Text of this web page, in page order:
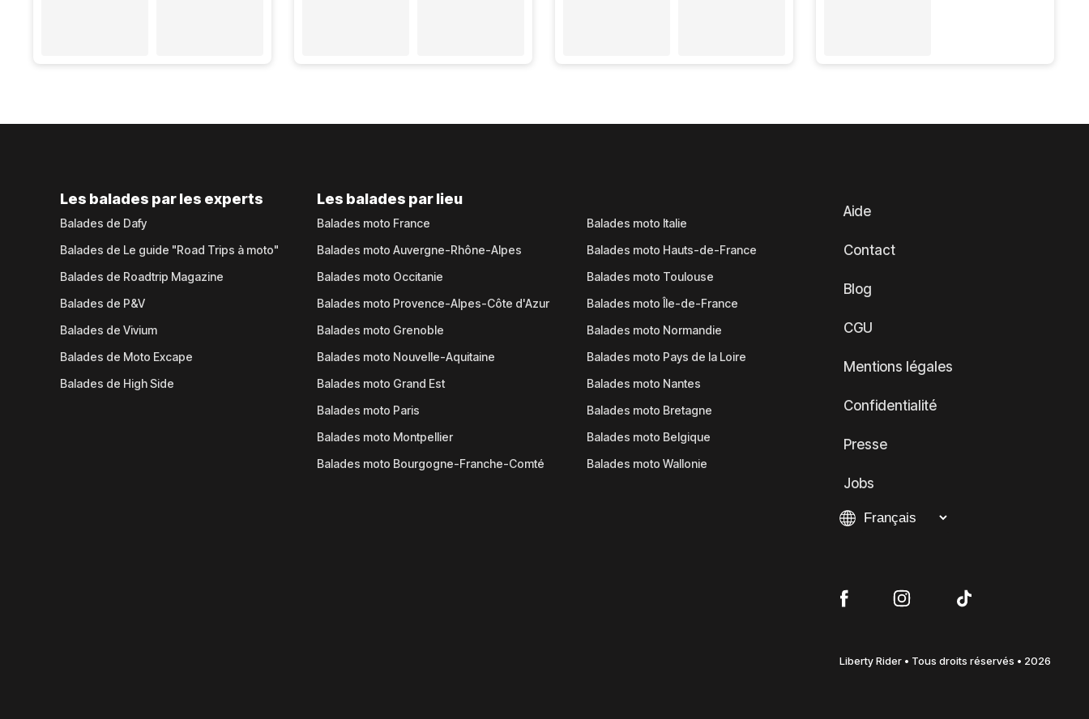
Les balades par les experts
Balades de Dafy
Balades de Le guide "Road Trips à moto"
Balades de Roadtrip Magazine
Balades de P&V
Balades de Vivium
Balades de Moto Excape
Balades de High Side
Les balades par lieu
Balades moto France
Balades moto Auvergne-Rhône-Alpes
Balades moto Occitanie
Balades moto Provence-Alpes-Côte d'Azur
Balades moto Grenoble
Balades moto Nouvelle-Aquitaine
Balades moto Grand Est
Balades moto Paris
Balades moto Montpellier
Balades moto Bourgogne-Franche-Comté
Balades moto Italie
Balades moto Hauts-de-France
Balades moto Toulouse
Balades moto Île-de-France
Balades moto Normandie
Balades moto Pays de la Loire
Balades moto Nantes
Balades moto Bretagne
Balades moto Belgique
Balades moto Wallonie
Aide
Contact
Blog
CGU
Mentions légales
Confidentialité
Presse
Jobs
Liberty Rider • Tous droits réservés • 2026